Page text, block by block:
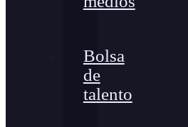
Bolsa
de
talento